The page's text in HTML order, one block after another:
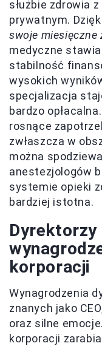
służbie zdrowia
prywatnym.
swoje miesięczne
medyczne
stabilność
wysokich
specjalizacja
bardzo
rosnące
zwłaszcza w
można
anestezjologów
systemie opieki
bardziej istotna.
Dyrektorzy
korporacji
Wynagrodzenia
znanych jako
oraz silne
korporacji